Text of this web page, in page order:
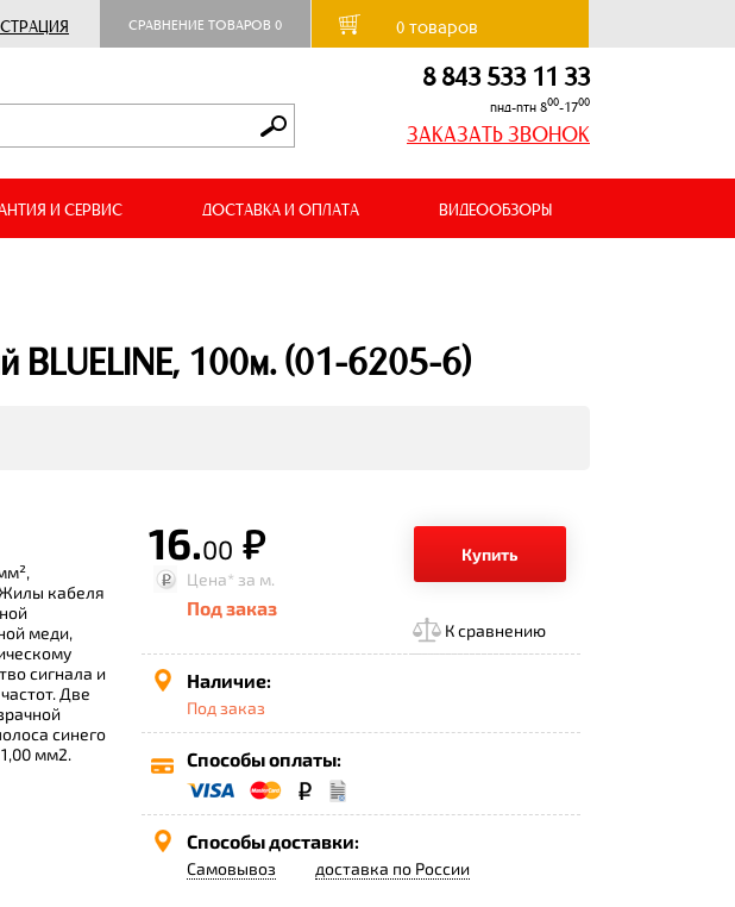
СРАВНЕНИЕ ТОВАРОВ 0 0товаров
8 843 533 11 33
пнд-птн 800-1700
ЗАКАЗАТЬ ЗВОНОК
И СЕРВИС ДОСТАВКА И ОПЛАТА ВИДЕООБЗОРЫ
BLUELINE, 100м. (01-6205-6)
Жилы кабеля
меди,
сигнала и
Две
синего
мм2.
16.00 р.
Купить
Цена* за м.
Под заказ
К сравнению
Наличие:
Под заказ
Способы оплаты:
Способы доставки:
Самовывоз доставка по России